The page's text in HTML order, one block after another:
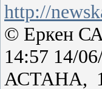
http://
© Еркен
14:57 14/
АСТАНА,